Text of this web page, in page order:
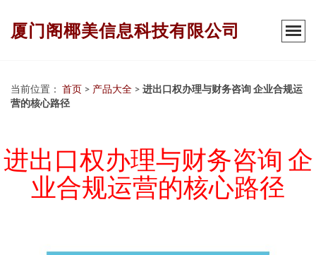
厦门阁椰美信息科技有限公司
当前位置： 首页 > 产品大全 > 进出口权办理与财务咨询 企业合规运
营的核心路径
进出口权办理与财务咨询 企
业合规运营的核心路径